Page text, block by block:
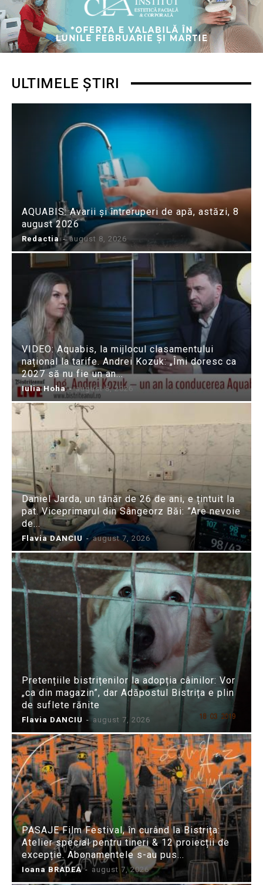
ULTIMELE ȘTIRI
AQUABIS: Avarii și întreruperi de apă, astăzi, 8
august 2026
Redactia - august 8, 2026
VIDEO: Aquabis, la mijlocul clasamentului
național la tarife. Andrei Kozuk: „Îmi doresc ca
2027 să nu fie un an...
Iulia Hoha - august 8, 2026
Daniel Jarda, un tânăr de 26 de ani, e țintuit la
pat. Viceprimarul din Sângeorz Băi: ”Are nevoie
de...
Flavia DANCIU - august 7, 2026
Pretențiile bistrițenilor la adopția câinilor: Vor
„ca din magazin”, dar Adăpostul Bistrița e plin
de suflete rănite
Flavia DANCIU - august 7, 2026
PASAJE Film Festival, în curând la Bistrița:
Atelier special pentru tineri & 12 proiecții de
excepție. Abonamentele s-au pus...
Ioana BRADEA - august 7, 2026